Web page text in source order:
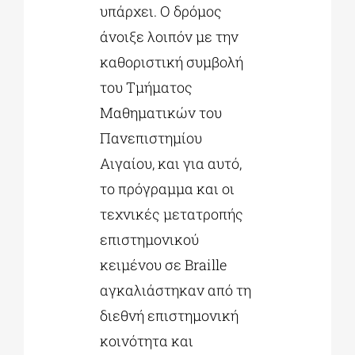
υπάρχει. Ο δρόμος
άνοιξε λοιπόν με την
καθοριστική συμβολή
του Τμήματος
Μαθηματικών του
Πανεπιστημίου
Αιγαίου, και για αυτό,
το πρόγραμμα και οι
τεχνικές μετατροπής
επιστημονικού
κειμένου σε Braille
αγκαλιάστηκαν από τη
διεθνή επιστημονική
κοινότητα και